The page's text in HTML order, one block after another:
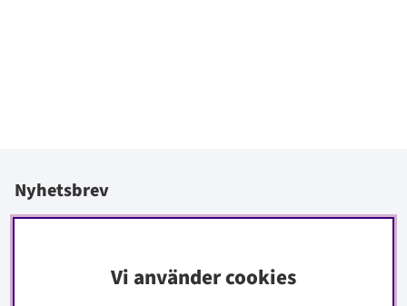
Nyhetsbrev
Vi använder cookies